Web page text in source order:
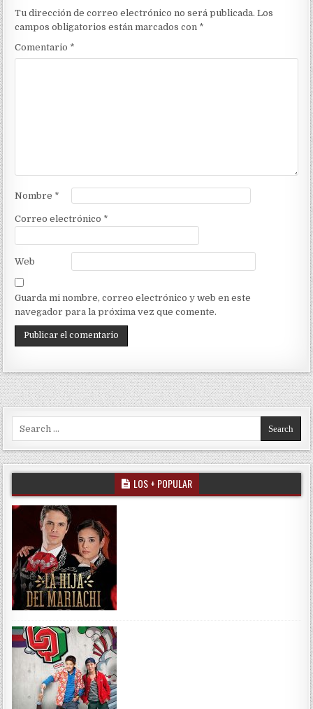
Tu dirección de correo electrónico no será publicada. Los
campos obligatorios están marcados con *
Comentario *
Nombre *
Correo electrónico *
Web
Guarda mi nombre, correo electrónico y web en este
navegador para la próxima vez que comente.
LOS + POPULAR